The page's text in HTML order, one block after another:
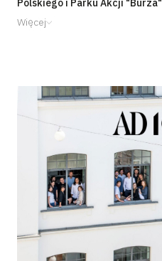
Polskiego i Parku Akcji "Burza"
Więcej